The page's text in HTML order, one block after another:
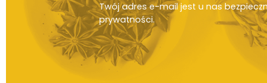
Twój adres e-mail jest u nas
prywatności.